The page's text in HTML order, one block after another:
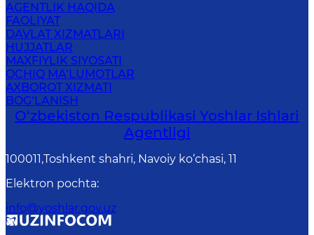
AGENTLIK HAQIDA
FAOLIYAT
DAVLAT XIZMATLARI
HUJJATLAR
MAXFIYLIK SIYOSATI
OCHIQ MA’LUMOTLAR
AXBOROT XIZMATI
BOG‘LANISH
O‘zbеkistоn Rеspublikаsi Yoshlar Ishlari
Agentligi
100011,Toshkent shahri, Navoiy ko‘chasi, 11
Elektron pochta:
info@yoshlar.gov.uz